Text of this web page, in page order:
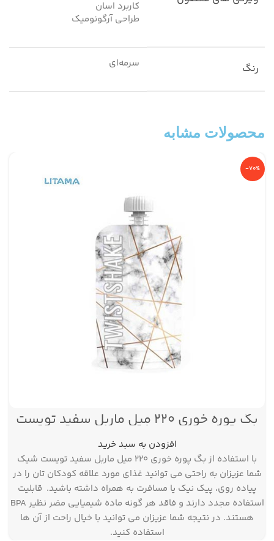
کاربرد اسان
طراحی آرگونومیک
رنگ سرمه‌ای
محصولات مشابه
-70%
بگ پوره خوری ۲۲۰ میل ماربل سفید تویست
شیک
افزودن به سبد خرید
با استفاده از بگ پوره خوری ۲۲۰ میل ماربل سفید تویست شیک
شما عزیزان به راحتی می توانید غذای مورد علاقه کودکان تان را در
پیاده روی، پیک نیک یا مسافرت به همراه داشته باشید. قابلیت
استفاده مجدد دارند و فاقد هر گونه ماده شیمیایی مضر نظیر BPA
هستند. در نتیجه شما عزیزان می توانید با خیال راحت از آن ها
استفاده کنید.